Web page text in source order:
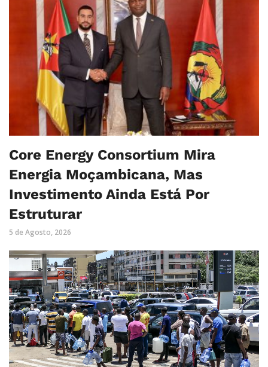
Core Energy Consortium Mira
Energia Moçambicana, Mas
Investimento Ainda Está Por
Estruturar
5 de Agosto, 2026